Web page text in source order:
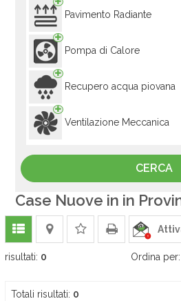
Pavimento Radiante
Pompa di Calore
Recupero acqua piovana
Ventilazione Meccanica
Case Nuove in in
risultati: 0 Ordina per:
Totali risultati: 0